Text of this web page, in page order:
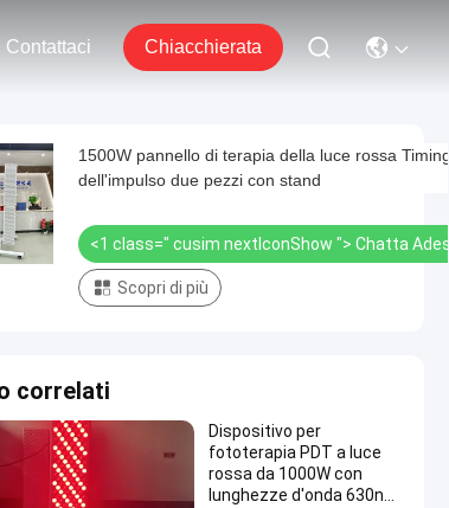
Contattaci Chiacchierata
1500W pannello di terapia della luce rossa
dell'impulso due pezzi con stand
<1 class=" cusim nextIconShow "> Chatta
Scopri di più
correlati
Dispositivo per
fototerapia PDT a luce
rossa da 1000W con
lunghezze d'onda 630nm